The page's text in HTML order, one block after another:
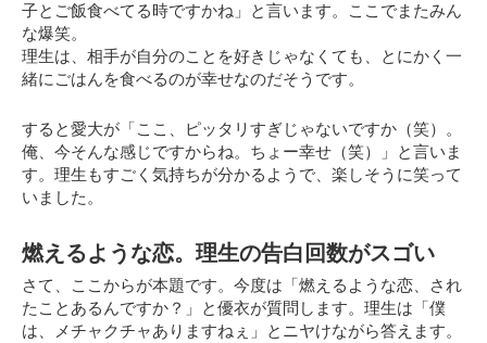
子とご飯食べてる時ですかね」
と言います。ここでまたみん
な爆笑。
理生は、相手が自分のことを好きじゃなくても、とにかく一
緒にごはんを食べるのが幸せなのだそうです。
すると愛大が「ここ、ピッタリすぎじゃないですか（笑）。
俺、今そんな感じですからね。ちょー幸せ（笑）」と言いま
す。理生もすごく気持ちが分かるようで、楽しそうに笑って
いました。
燃えるような恋。理生の告白回数がスゴい
さて、ここからが本題です。今度は「燃えるような恋、され
たことあるんですか？」と優衣が質問します。理生は「僕
は、メチャクチャありますねぇ」とニヤけながら答えます。